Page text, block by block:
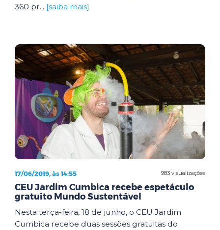
360 pr... [saiba mais]
983 visualizações
17/06/2019, às 14:55
CEU Jardim Cumbica recebe espetáculo
gratuito Mundo Sustentável
Nesta terça-feira, 18 de junho, o CEU Jardim
Cumbica recebe duas sessões gratuitas do